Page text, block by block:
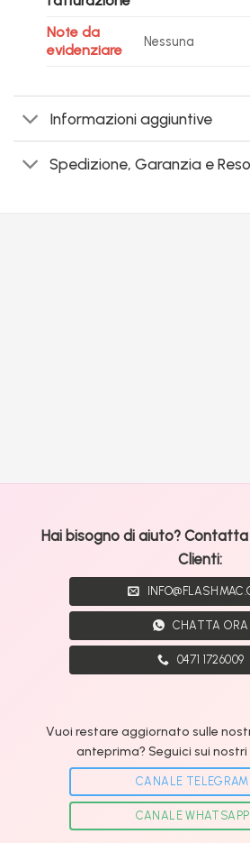
Note da
evidenziare
Nessuna
Informazioni aggiuntive
Spedizione, Garanzia e Reso
Hai bisogno di aiuto?
Clienti:
CHATTA ORA
0471 1726009
Vuoi restare aggiornato sulle
anteprima? Seguici sui
CANALE TELEGRAM
CANALE WHATSAPP